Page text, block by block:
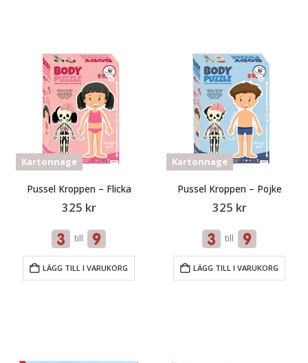
Kartonnage
Pussel Kroppen – Flicka
325 kr
till
LÄGG TILL I VARUKORG
Kartonnage
Pussel Kroppen – Pojke
325 kr
till
LÄGG TILL I VARUKORG